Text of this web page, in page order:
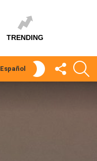
TRENDING
Español
SKIN
SÍGUEME